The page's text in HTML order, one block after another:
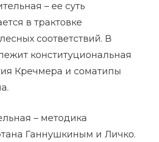
– ее суть
в трактовке
соответствий. В
конституциональная
Кречмера и соматипы
– методика
Ганнушкиным и Личко.